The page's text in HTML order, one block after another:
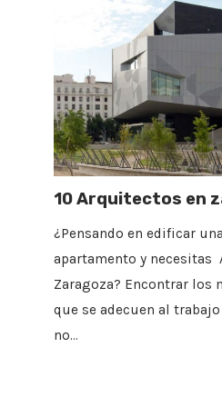
10 Arquitectos en
¿Pensando en edificar
apartamento y necesitas
Zaragoza? Encontrar los
que se adecuen al
no…